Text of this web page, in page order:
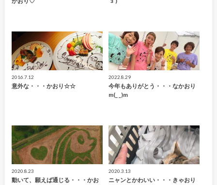
2016.7.12
意外な・・・かおり☆☆
2022.8.29
今年もありがとう・・・なかおり
m(_ _)m
2020.8.23
動いて、願えば通じる・・・かお
2020.3.13
ニャンとかわいい・・・きゃおり